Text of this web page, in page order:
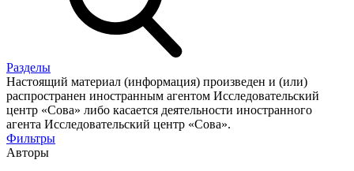
Разделы
Настоящий материал (информация) произведен и (или)
распространен иностранным агентом Исследовательский
центр «Сова» либо касается деятельности иностранного
агента Исследовательский центр «Сова».
Фильтры
Авторы